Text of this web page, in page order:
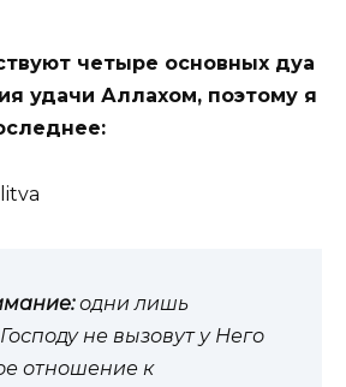
четыре основных дуа
удачи Аллахом, поэтому я
одни лишь
не вызовут у Него
отношение к